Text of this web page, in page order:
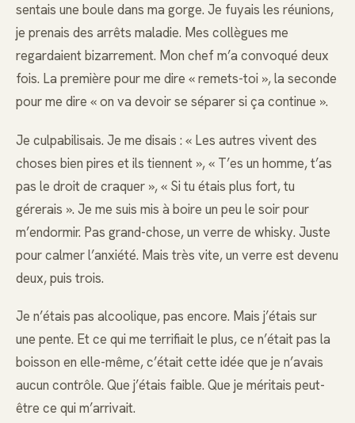
sentais une boule dans ma gorge. Je fuyais les réunions,
je prenais des arrêts maladie. Mes collègues me
regardaient bizarrement. Mon chef m’a convoqué deux
fois. La première pour me dire « remets-toi », la seconde
pour me dire « on va devoir se séparer si ça continue ».
Je culpabilisais. Je me disais : « Les autres vivent des
choses bien pires et ils tiennent », « T’es un homme, t’as
pas le droit de craquer », « Si tu étais plus fort, tu
gérerais ». Je me suis mis à boire un peu le soir pour
m’endormir. Pas grand-chose, un verre de whisky. Juste
pour calmer l’anxiété. Mais très vite, un verre est devenu
deux, puis trois.
Je n’étais pas alcoolique, pas encore. Mais j’étais sur
une pente. Et ce qui me terrifiait le plus, ce n’était pas la
boisson en elle-même, c’était cette idée que je n’avais
aucun contrôle. Que j’étais faible. Que je méritais peut-
être ce qui m’arrivait.